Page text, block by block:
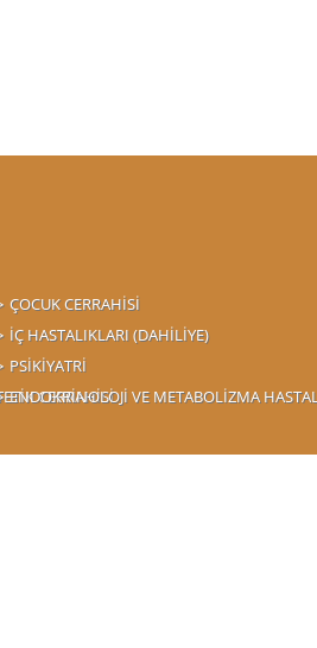
ÇOCUK CERRAHİSİ
İÇ HASTALIKLARI (DAHİLİYE)
PSİKİYATRİ
CERRAHİSİ
ENDOKRİNOLOJİ VE METABOLİZMA